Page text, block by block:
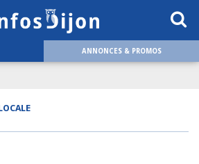
ANNONCES & PROMOS